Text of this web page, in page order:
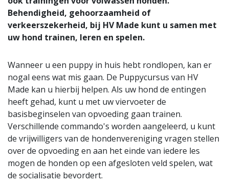
Behendigheid, gehoorzaamheid of
verkeerszekerheid, bij HV Made kunt u samen met
uw hond trainen, leren en spelen.
Wanneer u een puppy in huis hebt rondlopen, kan er
nogal eens wat mis gaan. De Puppycursus van HV
Made kan u hierbij helpen. Als uw hond de entingen
heeft gehad, kunt u met uw viervoeter de
basisbeginselen van opvoeding gaan trainen.
Verschillende commando's worden aangeleerd, u kunt
de vrijwilligers van de hondenvereniging vragen stellen
over de opvoeding en aan het einde van iedere les
mogen de honden op een afgesloten veld spelen, wat
de socialisatie bevordert.